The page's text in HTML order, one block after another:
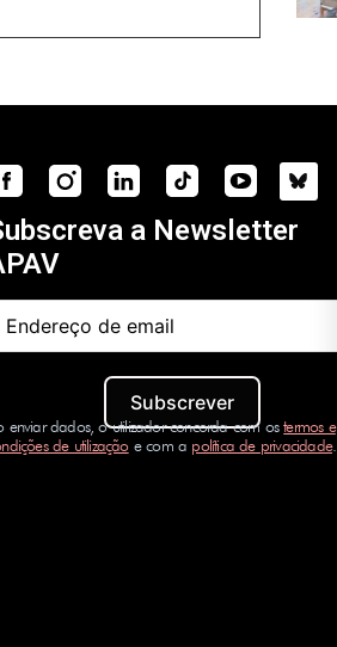
a Newsletter
Subscrever
enviar dados, o utilizador concorda com ostermos e
de utilizaçãoe com a política de privacidade.